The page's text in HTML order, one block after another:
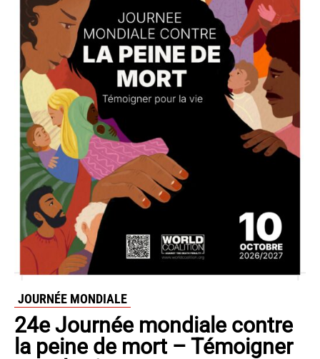
JOURNÉE MONDIALE
24e Journée mondiale contre
la peine de mort – Témoigner